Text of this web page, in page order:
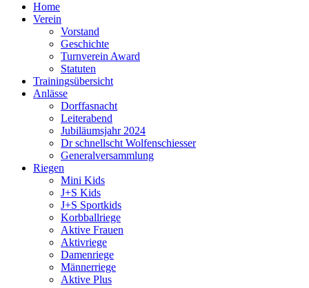
Home
Verein
Vorstand
Geschichte
Turnverein Award
Statuten
Trainingsübersicht
Anlässe
Dorffasnacht
Leiterabend
Jubiläumsjahr 2024
Dr schnellscht Wolfenschiesser
Generalversammlung
Riegen
Mini Kids
J+S Kids
J+S Sportkids
Korbballriege
Aktive Frauen
Aktivriege
Damenriege
Männerriege
Aktive Plus